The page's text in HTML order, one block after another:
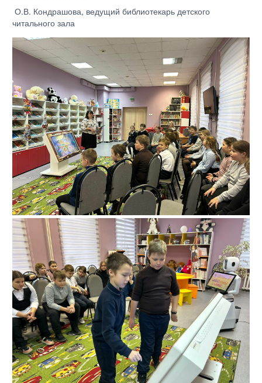
О.В. Кондрашова, ведущий библиотекарь детского
читального зала